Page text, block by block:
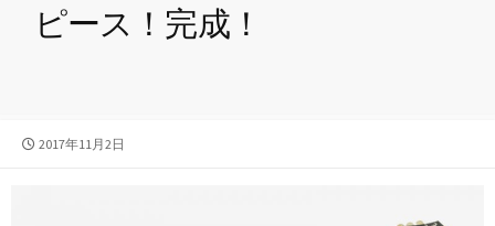
ピース！完成！
公
2017年11月2日